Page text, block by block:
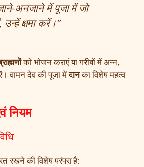
अनजाने में पूजा में जो
उन्हें क्षमा करें।”
को भोजन कराएं या गरीबों में अन्न,
वामन देव की पूजा मेंदानका विशेष महत्व
नियम
रखने की विशेष परंपरा है: